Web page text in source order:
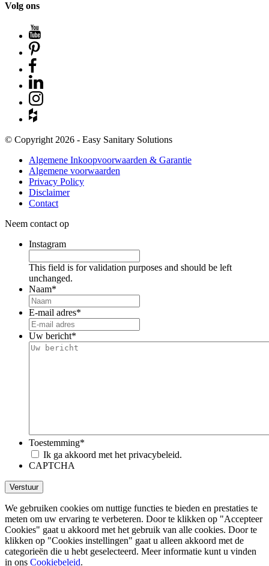
Volg ons
© Copyright 2026 - Easy Sanitary Solutions
Algemene Inkoopvoorwaarden & Garantie
Algemene voorwaarden
Privacy Policy
Disclaimer
Contact
Neem contact op
Instagram
This field is for validation purposes and should be left
unchanged.
Naam*
E-mail adres*
Uw bericht*
Toestemming*
Ik ga akkoord met het privacybeleid.
CAPTCHA
We gebruiken cookies om nuttige functies te bieden en prestaties te
meten om uw ervaring te verbeteren. Door te klikken op "Accepteer
Cookies" gaat u akkoord met het gebruik van alle cookies. Door te
klikken op "Cookies instellingen" gaat u alleen akkoord met de
categorieën die u hebt geselecteerd. Meer informatie kunt u vinden
in ons Cookiebeleid.